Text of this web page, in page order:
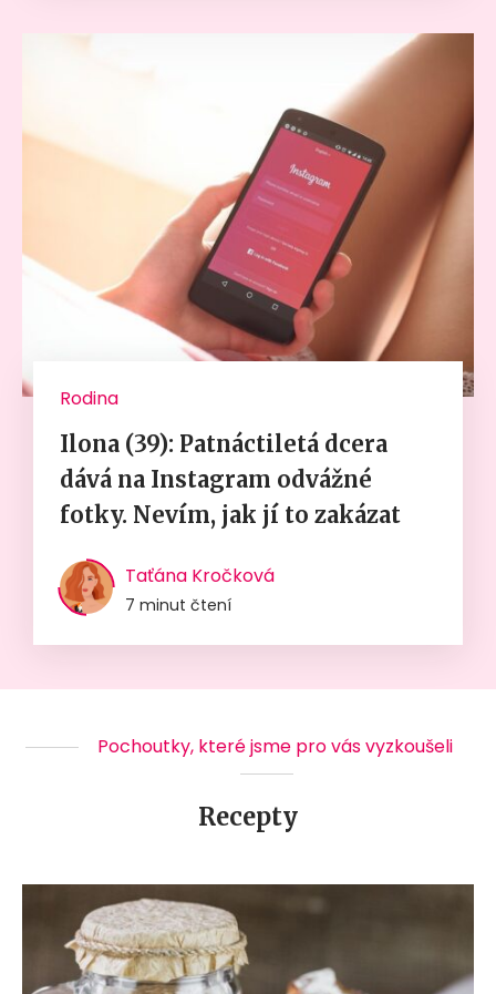
Rodina
Ilona (39): Patnáctiletá dcera
dává na Instagram odvážné
fotky. Nevím, jak jí to zakázat
Taťána Kročková
7 minut čtení
Pochoutky, které jsme pro vás vyzkoušeli
Recepty